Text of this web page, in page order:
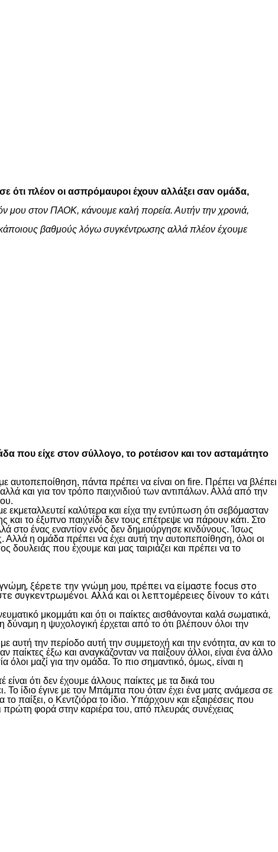
ότι πλέον οι ασπρόμαυροι έχουν αλλάξει σαν ομάδα,
μου στον ΠΑΟΚ, κάνουμε καλή πορεία. Αυτήν την χρονιά,
κάποιους βαθμούς λόγω συγκέντρωσης αλλά πλέον έχουμε
που είχε στον σύλλογο, το ροτέισον και τον ασταμάτητο
αυτοπεποίθηση, πάντα πρέπει να είναι on fire. Πρέπει να βλέπει
και για τον τρόπο παιχνιδιού των αντιπάλων. Αλλά από την
καλύτερα και είχα την εντύπωση ότι σεβόμασταν
το έξυπνο παιχνίδι δεν τους επέτρεψε να πάρουν κάτι. Στο
στο ένας εναντίον ενός δεν δημιούργησε κινδύνους. Ίσως
η ομάδα πρέπει να έχει αυτή την αυτοπεποίθηση, όλοι οι
δουλειάς που έχουμε και μας ταιριάζει και πρέπει να το
ξέρετε την γνώμη μου, πρέπει να είμαστε focus στο
συγκεντρωμένοι. Αλλά και οι λεπτομέρειες δίνουν το κάτι
μκομμάτι και ότι οι παίκτες αισθάνονται καλά σωματικά,
δύναμη η ψυχολογική έρχεται από το ότι βλέπουν όλοι την
αυτή την περίοδο αυτή την συμμετοχή και την ενότητα, αν και το
παίκτες έξω και αναγκάζονταν να παίξουν άλλοι, είναι ένα άλλο
όλοι μαζί για την ομάδα. Το πιο σημαντικό, όμως, είναι η
ότι δεν έχουμε άλλους παίκτες με τα δικά του
Το ίδιο έγινε με τον Μπάμπα που όταν έχει ένα ματς ανάμεσα σε
παίξει, ο Κεντζιόρα το ίδιο. Υπάρχουν και εξαιρέσεις που
πρώτη φορά στην καριέρα του, από πλευράς συνέχειας